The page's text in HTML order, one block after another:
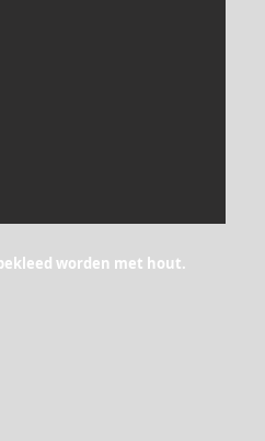
worden met hout.